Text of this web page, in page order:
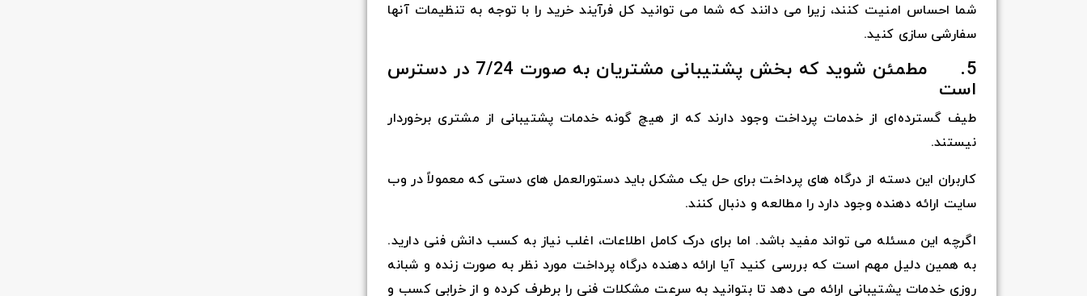
شما احساس امنیت کنند، زیرا می دانند که شما می توانید کل فرآیند خرید را با توجه به تنظیمات آنها
سفارشی سازی کنید.
5. مطمئن شوید که بخش پشتیبانی مشتریان به صورت 7/24 در دسترس
است
طیف گسترده‌ای از خدمات پرداخت وجود دارند که از هیچ گونه خدمات پشتیبانی از مشتری برخوردار
نیستند.
کاربران این دسته از درگاه های پرداخت برای حل یک مشکل باید دستورالعمل های دستی که معمولاً در وب
سایت ارائه دهنده وجود دارد را مطالعه و دنبال کنند.
اگرچه این مسئله می تواند مفید باشد. اما برای درک کامل اطلاعات، اغلب نیاز به کسب دانش فنی دارید.
به همین دلیل مهم است که بررسی کنید آیا ارائه دهنده درگاه پرداخت مورد نظر به صورت زنده و شبانه
روزی خدمات پشتیبانی ارائه می دهد تا بتوانید به سرعت مشکلات فنی را برطرف کرده و از خرابی کسب و